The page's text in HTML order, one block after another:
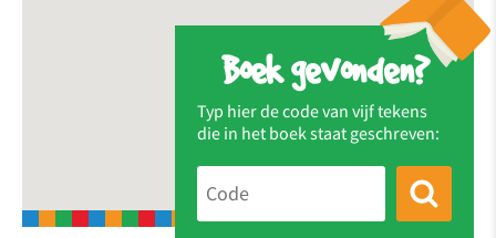
Boek gevonden?
Typ hier de code van vijf tekens
die in het boek staat geschreven: